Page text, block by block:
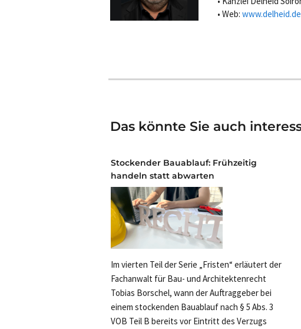
Web: www.delheid.de
Das könnte Sie auch
Stockender Bauablauf: Frühzeitig
handeln statt abwarten
Im vierten Teil der Serie „Fristen“ erläutert der
Fachanwalt für Bau- und Architektenrecht
Tobias Borschel, wann der Auftraggeber bei
einem stockenden Bauablauf nach § 5 Abs. 3
VOB Teil B bereits vor Eintritt des Verzugs